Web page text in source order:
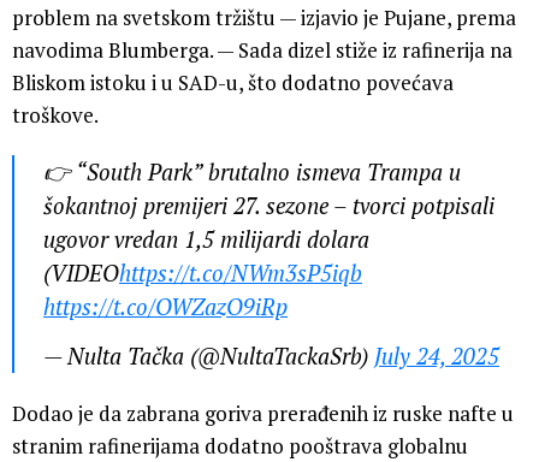
problem na svetskom tržištu — izjavio je Pujane, prema
navodima Blumberga. — Sada dizel stiže iz rafinerija na
Bliskom istoku i u SAD-u, što dodatno povećava
troškove.
👉 “South Park” brutalno ismeva Trampa u
šokantnoj premijeri 27. sezone – tvorci potpisali
ugovor vredan 1,5 milijardi dolara
(VIDEOhttps://t.co/NWm3sP5iqb
https://t.co/OWZazO9iRp
— Nulta Tačka (@NultaTackaSrb) July 24, 2025
Dodao je da zabrana goriva prerađenih iz ruske nafte u
stranim rafinerijama dodatno pooštrava globalnu